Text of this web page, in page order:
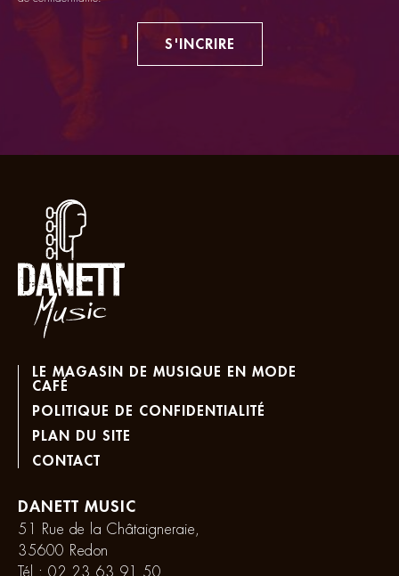
S'INCRIRE
LE MAGASIN DE MUSIQUE EN MODE
CAFÉ
POLITIQUE DE CONFIDENTIALITÉ
PLAN DU SITE
CONTACT
DANETT MUSIC
51 Rue de la Châtaigneraie,
35600 Redon
Tél : 02 23 63 91 50